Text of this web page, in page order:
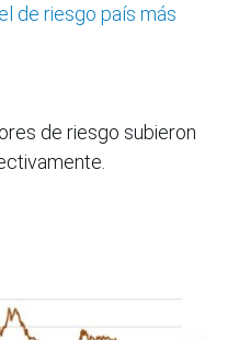
de riesgo país más
de riesgo subieron